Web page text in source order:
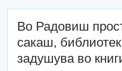
Во Радовиш
сакаш,
задушува во